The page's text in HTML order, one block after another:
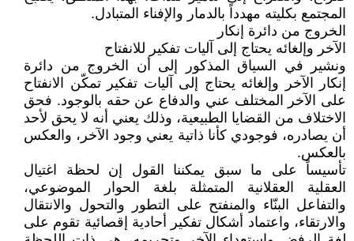
المجتمع بكليته مهدداً بالدمار والإفناء المتبادل.
الخروج من دائرة إنكار
الآخر وإلغائه يحتاج إلى آليات تفكير للانفتاح
ونشير في السياق المذكور إلى أن الخروج من دائرة
إنكار الآخر وإلغائه يحتاج إلى آليات تفكير تمكّن الانفتاح
على الآخر المختلف عني والدفاع عن حقه بالوجود. فحق
الاختلاف من القضايا الطبيعية، وذلك يعني أنه لا يحق لأحد
أن يصادره، فوجودي كأنا ذاتية يعني وجود الآخر، والعكس
بالعكس.
تأسيساً على ما سبق يمكننا القول إن لحظة اغتيال
العقلية العقلانية المتمثلة بلغة الحوار الموضوعي،
والتفاعل البنّاء والمنفتح على التطور والتحول والانتقال
والارتقاء، واعتماد أشكال تفكير أحادية إقصائية تقوم على